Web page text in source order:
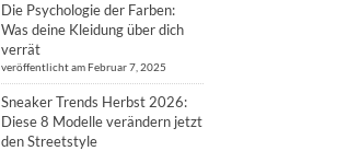
Die Psychologie der Farben:
Was deine Kleidung über dich
verrät
veröffentlicht am Februar 7, 2025
Sneaker Trends Herbst 2026:
Diese 8 Modelle verändern jetzt
den Streetstyle